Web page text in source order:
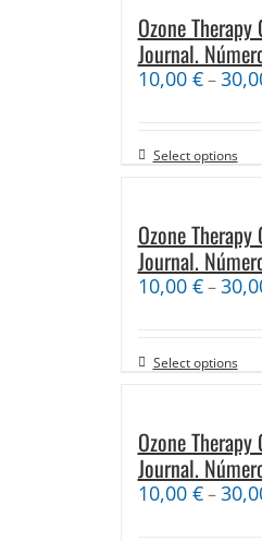
Ozone Therapy
Journal.
10,00 €–
Select options
Ozone Therapy
Journal.
10,00 €–
Select options
Ozone Therapy
Journal.
10,00 €–